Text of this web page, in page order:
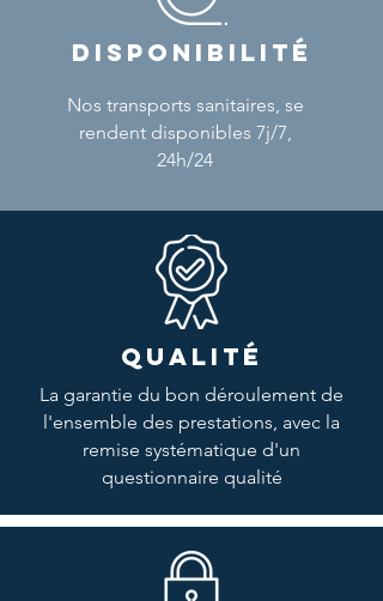
DISPONIBILITÉ
Nos transports sanitaires, se
rendent disponibles 7j/7,
24h/24
QUALITÉ
La garantie du bon déroulement de
l'ensemble des prestations, avec la
remise systématique d'un
questionnaire qualité